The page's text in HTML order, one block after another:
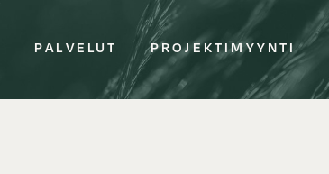
PALVELUT PROJEKTIMYYNTI